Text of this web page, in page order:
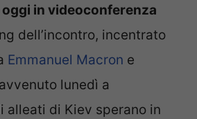
in videoconferenza
dell’incontro, incentrato
Emmanuel Macron e
lunedì a
alleati di Kiev sperano in